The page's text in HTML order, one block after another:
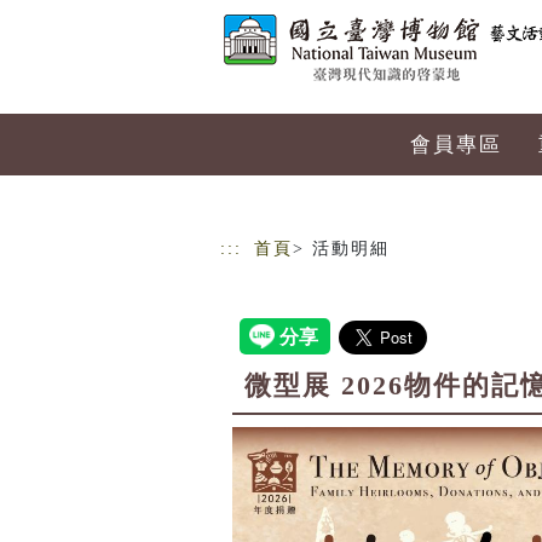
會員專區
::: 首頁 > 活動明細
微型展 2026物件的記